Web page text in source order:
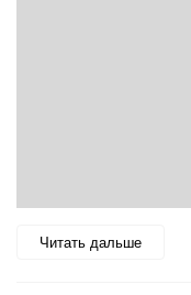
Читать дальше